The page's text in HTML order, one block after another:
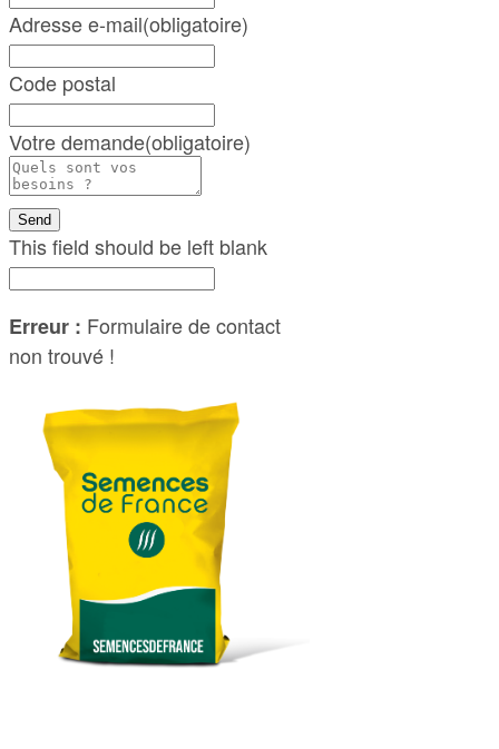
Adresse e-mail(obligatoire)
Code postal
Votre demande(obligatoire)
Send
This field should be left blank
Erreur : Formulaire de contact
non trouvé !